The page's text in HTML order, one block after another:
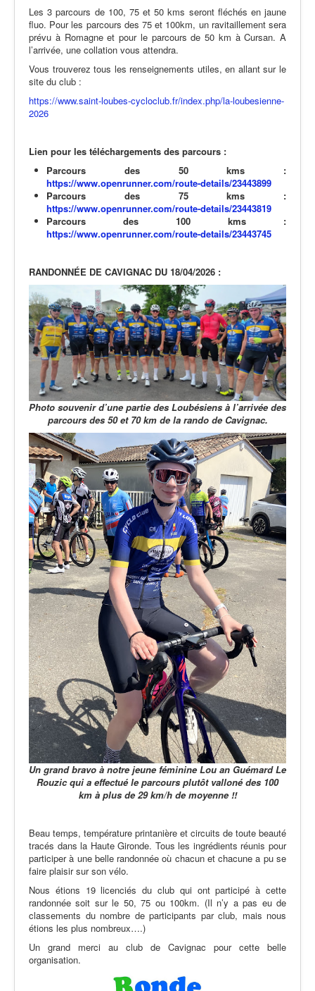
Les 3 parcours de 100, 75 et 50 kms seront fléchés en jaune
fluo. Pour les parcours des 75 et 100km, un ravitaillement sera
prévu à Romagne et pour le parcours de 50 km à Cursan. A
l’arrivée, une collation vous attendra.
Vous trouverez tous les renseignements utiles, en allant sur le
site du club :
https://www.saint-loubes-cycloclub.fr/index.php/la-loubesienne-
2026
Lien pour les téléchargements des parcours :
Parcours des 50 kms :
https://www.openrunner.com/route-details/23443899
Parcours des 75 kms :
https://www.openrunner.com/route-details/23443819
Parcours des 100 kms :
https://www.openrunner.com/route-details/23443745
RANDONNÉE DE CAVIGNAC DU 18/04/2026 :
Photo souvenir d’une partie des Loubésiens à l’arrivée des
parcours des 50 et 70 km de la rando de Cavignac.
Un grand bravo à notre jeune féminine Lou an Guémard Le
Rouzicqui a effectué le parcours plutôt valloné des 100
km à plus de 29 km/h de moyenne !!
Beau temps, température printanière et circuits de toute beauté
tracés dans la Haute Gironde. Tous les ingrédients réunis pour
participer à une belle randonnée où chacun et chacune a pu se
faire plaisir sur son vélo.
Nous étions 19 licenciés du club qui ont participé à cette
randonnée soit sur le 50, 75 ou 100km. (Il n’y a pas eu de
classements du nombre de participants par club, mais nous
étions les plus nombreux….)
Un grand merci au club de Cavignac pour cette belle
organisation.